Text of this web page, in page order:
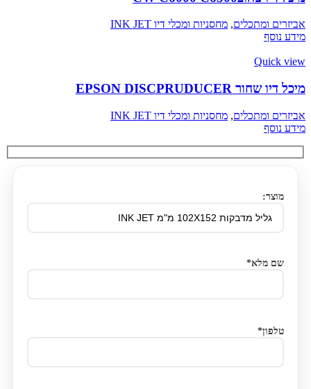
אביזרים ומתכלים, מחסניות ומכלי דיו INK JET
מידע נוסף
Quick view
מיכל דיו שחור EPSON DISCPRUDUCER
אביזרים ומתכלים, מחסניות ומכלי דיו INK JET
מידע נוסף
מוצר:
שם מלא*
טלפון*